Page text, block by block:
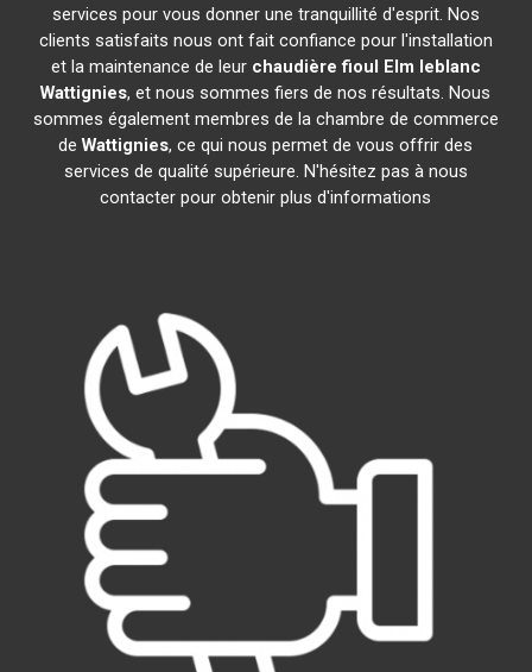
services pour vous donner une tranquillité d'esprit. Nos
clients satisfaits nous ont fait confiance pour l'installation
et la maintenance de leur chaudière fioul Elm leblanc
Wattignies, et nous sommes fiers de nos résultats. Nous
sommes également membres de la chambre de commerce
deWattignies, ce qui nous permet de vous offrir des
services de qualité supérieure. N'hésitez pas à nous
contacter pour obtenir plus d'informations